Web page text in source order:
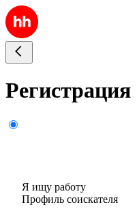
Регистрация
Я ищу работу
Профиль соискателя